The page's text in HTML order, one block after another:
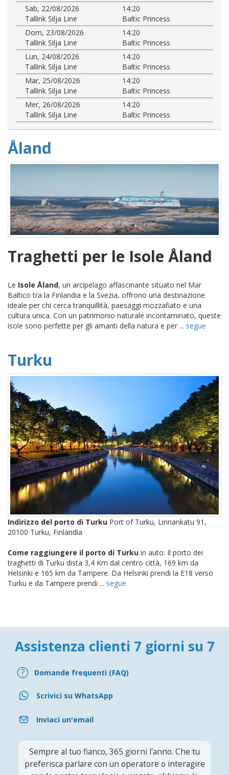
Sab, 22/08/2026
14:20
Tallink Silja Line
Baltic Princess
Dom, 23/08/2026
14:20
Tallink Silja Line
Baltic Princess
Lun, 24/08/2026
14:20
Tallink Silja Line
Baltic Princess
Mar, 25/08/2026
14:20
Tallink Silja Line
Baltic Princess
Mer, 26/08/2026
14:20
Tallink Silja Line
Baltic Princess
Åland
Traghetti per le Isole Åland
Le Isole Åland, un arcipelago affascinante situato nel Mar
Baltico tra la Finlandia e la Svezia, offrono una destinazione
ideale per chi cerca tranquillità, paesaggi mozzafiato e una
cultura unica. Con un patrimonio naturale incontaminato, queste
isole sono perfette per gli amanti della natura e per ... segue
Turku
Indirizzo del porto di Turku Port of Turku, Linnankatu 91,
20100 Turku, Finlandia
Come raggiungere il porto di Turku in auto: Il porto dei
traghetti di Turku dista 3,4 Km dal centro città, 169 km da
Helsinki e 165 km da Tampere. Da Helsinki prendi la E18 verso
Turku e da Tampere prendi ... segue
Assistenza clienti 7 giorni su 7
Domande frequenti (FAQ)
Scrivici su WhatsApp
Inviaci un'email
Sempre al tuo fianco, 365 giorni l'anno. Che tu
preferisca parlare con un operatore o interagire